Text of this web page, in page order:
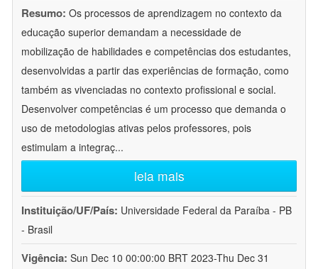
Resumo: Os processos de aprendizagem no contexto da
educação superior demandam a necessidade de
mobilização de habilidades e competências dos estudantes,
desenvolvidas a partir das experiências de formação, como
também as vivenciadas no contexto profissional e social.
Desenvolver competências é um processo que demanda o
uso de metodologias ativas pelos professores, pois
estimulam a integraç...
leia mais
Instituição/UF/País: Universidade Federal da Paraíba - PB
- Brasil
Vigência: Sun Dec 10 00:00:00 BRT 2023-Thu Dec 31